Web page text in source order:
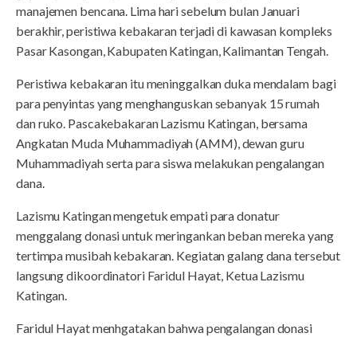
manajemen bencana. Lima hari sebelum bulan Januari
berakhir, peristiwa kebakaran terjadi di kawasan kompleks
Pasar Kasongan, Kabupaten Katingan, Kalimantan Tengah.
Peristiwa kebakaran itu meninggalkan duka mendalam bagi
para penyintas yang menghanguskan sebanyak 15 rumah
dan ruko. Pascakebakaran Lazismu Katingan, bersama
Angkatan Muda Muhammadiyah (AMM), dewan guru
Muhammadiyah serta para siswa melakukan pengalangan
dana.
Lazismu Katingan mengetuk empati para donatur
menggalang donasi untuk meringankan beban mereka yang
tertimpa musibah kebakaran. Kegiatan galang dana tersebut
langsung dikoordinatori Faridul Hayat, Ketua Lazismu
Katingan.
Faridul Hayat menhgatakan bahwa pengalangan donasi